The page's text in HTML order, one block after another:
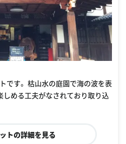
です。 枯山水の庭園で海の波を表
しめる工夫がなされており取り込
トの詳細を見る